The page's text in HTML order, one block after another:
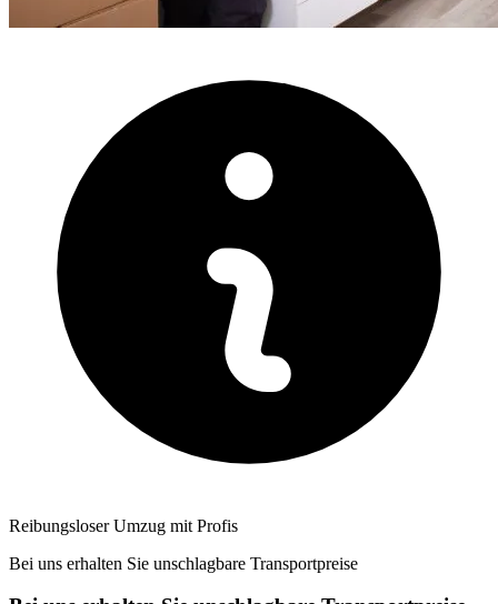
Reibungsloser Umzug mit Profis
Bei uns erhalten Sie unschlagbare Transportpreise